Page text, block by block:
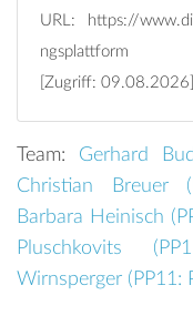
URL:
https://
ngsplattform
[Zugriff: 09.08.2026]
Team: Gerhard
Christian Breuer (
Barbara Heinisch (
Pluschkovits (
Wirnsperger ( PP11: